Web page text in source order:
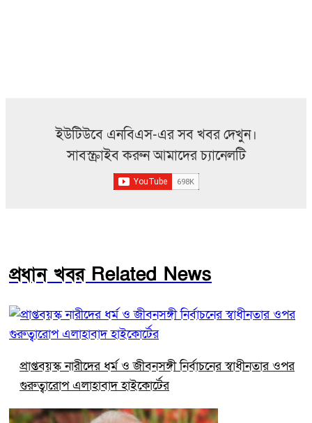
ইউটিউবে এনবিএস-এর সব খবর দেখুন।
সাবস্ক্রাইব করুন আমাদের চ্যানেলটি
প্রধান খবর Related News
প্রাপ্তবয়স্ক নারীদের ধর্ম ও জীবনসঙ্গী নির্বাচনের স্বাধীনতার ওপর
গুরুত্বারোপ এলাহাবাদ হাইকোর্টের